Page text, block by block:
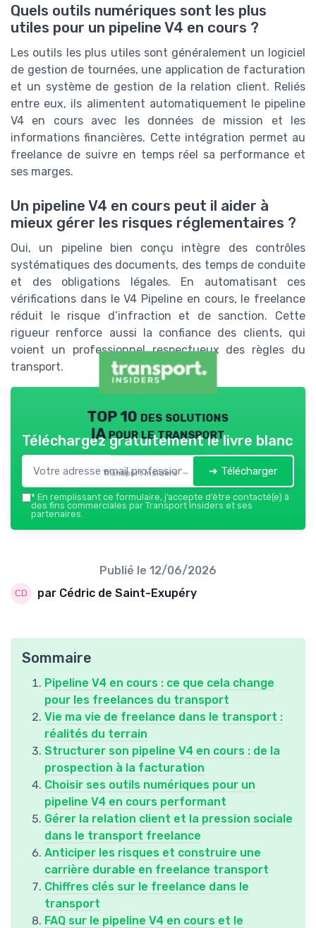
Quels outils numériques sont les plus
utiles pour un pipeline V4 en cours ?
Les outils les plus utiles sont généralement un logiciel
de gestion de tournées, une application de facturation
et un système de gestion de la relation client. Reliés
entre eux, ils alimentent automatiquement le pipeline
V4 en cours avec les données de mission et les
informations financières. Cette intégration permet au
freelance de suivre en temps réel sa performance et
ses marges.
Un pipeline V4 en cours peut il aider à
mieux gérer les risques réglementaires ?
Oui, un pipeline bien conçu intègre des contrôles
systématiques des documents, des temps de conduite
et des obligations légales. En automatisant ces
vérifications dans le V4 Pipeline en cours, le freelance
réduit le risque d’infraction et de sanction. Cette
rigueur renforce aussi la confiance des clients, qui
voient un professionnel respectueux des règles du
transport.
TOP 10 des solutions
IA pour le transport
Transport Insiders — 2026
Téléchargez gratuitement le livre blanc
➔ Télécharger
* En remplissant ce formulaire, j’accepte d’être contacté(e) à
des fins commerciales par Transport Insiders et ses
partenaires.
Publié le 12/06/2026
par Cédric de Saint-Exupéry
Sommaire
Pipeline V4 en cours : ce que cela change
pour les freelances du transport
Vie ma vie de freelance dans le transport :
réalités du terrain
Structurer son pipeline V4 en cours : de la
prospection à la facturation
Choisir ses outils numériques pour un
pipeline V4 en cours performant
Gérer la relation client et la pression sociale
dans le transport freelance
Anticiper les risques et construire une
carrière durable en freelance transport
Chiffres clés sur le freelance dans le
transport
FAQ sur le pipeline V4 en cours et le